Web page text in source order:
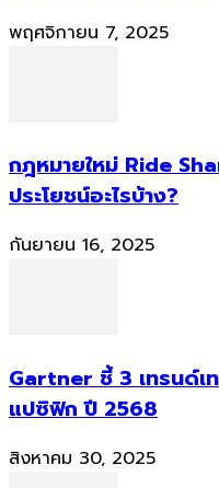
พฤศจิกายน 7, 2025
กฎหมายใหม่ Ride
ประโยชน์อะไรบ้าง?
กันยายน 16, 2025
Gartner ชี้ 3 เทรนด์เ
แปซิฟิก ปี 2568
สิงหาคม 30, 2025